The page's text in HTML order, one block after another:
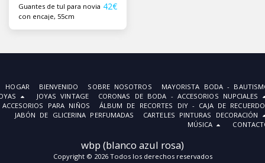
Guantes de tul para novia 42€
con encaje, 55cm
wbp (blanco azul rosa)
Copyright © 2026 Todos los derechos reservados
HOGAR BIENVENIDO SOBRE NOSOTROS
MAYORISTA BODA -
JOYAS VINTAGE
CORONAS DE BODA - ACCESORIOS NUPCIALES
ACCESORIOS PARA NIÑOS
ÁLBUM DE RECORTES DIY - CAJA DE
JABÓN DE GLICERINA PERFUMADAS
CARTELES PINTURAS DECORACIÓN
MÚSICA